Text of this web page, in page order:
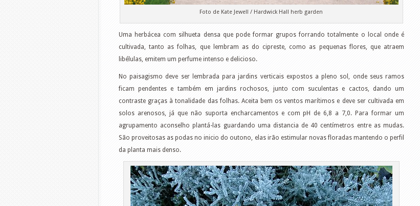
Foto de Kate Jewell / Hardwick Hall herb garden
Uma herbácea com silhueta densa que pode formar grupos forrando totalmente o local onde é
cultivada, tanto as folhas, que lembram as do cipreste, como as pequenas flores, que atraem
libélulas, emitem um perfume intenso e delicioso.
No paisagismo deve ser lembrada para jardins verticais expostos a pleno sol, onde seus ramos
ficam pendentes e também em jardins rochosos, junto com suculentas e cactos, dando um
contraste graças à tonalidade das folhas. Aceita bem os ventos marítimos e deve ser cultivada em
solos arenosos, já que não suporta encharcamentos e com pH de 6,8 a 7,0. Para formar um
agrupamento aconselho plantá-las guardando uma distancia de 40 centímetros entre as mudas.
São proveitosas as podas no inicio do outono, elas irão estimular novas floradas mantendo o perfil
da planta mais denso.